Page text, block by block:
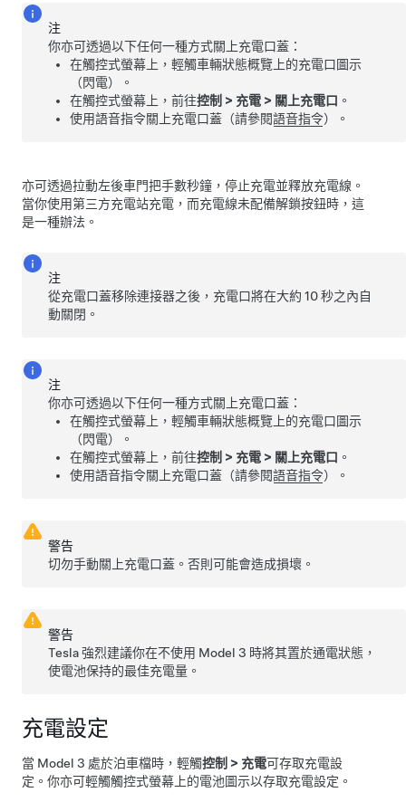
注
你亦可透過以下任何一種方式關上充電口蓋：
在觸控式螢幕上，輕觸車輛狀態概覽上的充電口圖示
（閃電）。
在觸控式螢幕上，前往控制 > 充電 > 關上充電口 。
使用語音指令關上充電口蓋（請參閱語音指令）。
亦可透過拉動左後車門把手數秒鐘，停止充電並釋放充電線。
當你使用第三方充電站充電，而充電線未配備解鎖按鈕時，這
是一種辦法。
注
從充電口蓋移除連接器之後，充電口將在大約 10 秒之內自
動關閉。
注
你亦可透過以下任何一種方式關上充電口蓋：
在觸控式螢幕上，輕觸車輛狀態概覽上的充電口圖示
（閃電）。
在觸控式螢幕上，前往控制 > 充電 > 關上充電口 。
使用語音指令關上充電口蓋（請參閱語音指令）。
警告
切勿手動關上充電口蓋。否則可能會造成損壞。
警告
Tesla 強烈建議你在不使用 Model 3 時將其置於通電狀態，
使電池保持的最佳充電量。
充電設定
當 Model 3 處於泊車檔時，輕觸控制 > 充電可存取充電設
定。 你亦可輕觸觸控式螢幕上的電池圖示以存取充電設定。